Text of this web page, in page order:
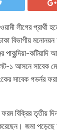
লীগের প্রার্থী
বিভাগীয়
পাকুন্দিয়া-
১ আসনে সাবেক
সাবেক গভর্নর
বিক্রির তৃতীয়
জমা পড়েছে